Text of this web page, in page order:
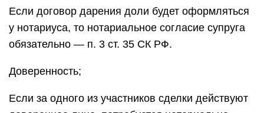
Если договор дарения доли будет оформляться
у нотариуса, то нотариальное согласие супруга
обязательно — п. 3 ст. 35 СК РФ.
Доверенность;
Если за одного из участников сделки действуют